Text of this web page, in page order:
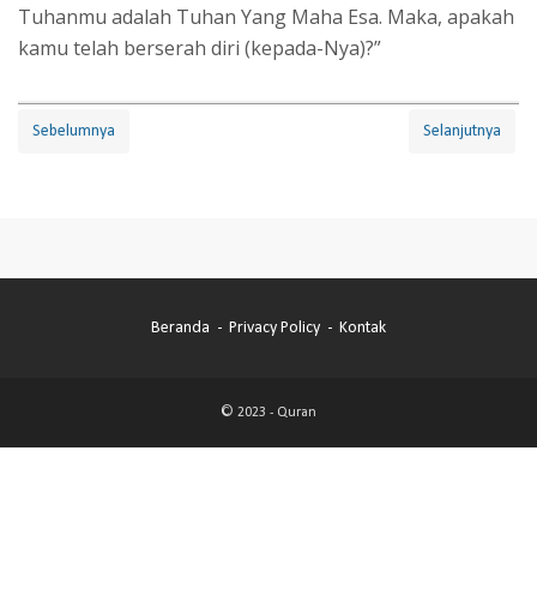
Tuhanmu adalah Tuhan Yang Maha Esa. Maka, apakah
kamu telah berserah diri (kepada-Nya)?”
Sebelumnya Selanjutnya
Beranda Privacy Policy Kontak
© 2023 - Quran